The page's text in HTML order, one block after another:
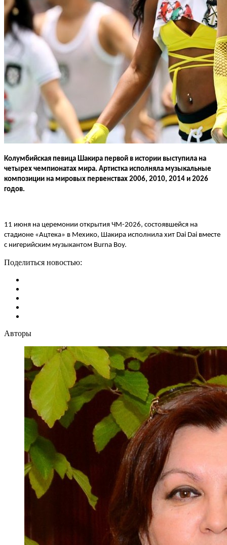
Колумбийская певица Шакира первой в истории выступила на
четырех чемпионатах мира. Артистка исполняла музыкальные
композиции на мировых первенствах 2006, 2010, 2014 и 2026
годов.
11 июня на церемонии открытия ЧМ-2026, состоявшейся на
стадионе «Ацтека» в Мехико, Шакира исполнила хит Dai Dai вместе
с нигерийским музыкантом Burna Boy.
Поделиться новостью:
Авторы